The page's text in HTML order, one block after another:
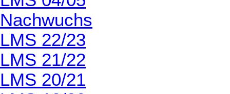
Nachwuchs
LMS 22/23
LMS 21/22
LMS 20/21